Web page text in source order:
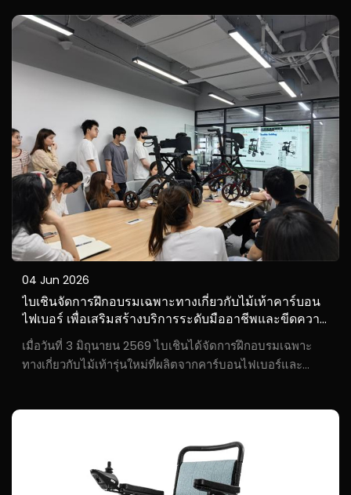
ล่าสุดของอุตสาหกรรม...
04 Jun 2026
ไบเชินจัดการฝึกอบรมเฉพาะทางเกี่ยวกับไม้เท้าคาร์บอน
ไฟเบอร์ เพื่อเสริมสร้างบริการระดับมืออาชีพและขีดความ
สามารถในการแข่งขันระดับโลก
เมื่อวันที่ 3 มิถุนายน 2569 ไบเชินได้จัดการฝึกอบรมเฉพาะ
ทางเกี่ยวกับไม้เท้ารุ่นใหม่ที่ผลิตจากคาร์บอนไฟเบอร์และ